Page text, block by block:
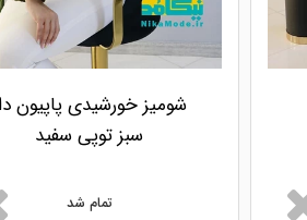
شومیز خورشیدی پاپیون
سبز توپی سفید
تمام شد